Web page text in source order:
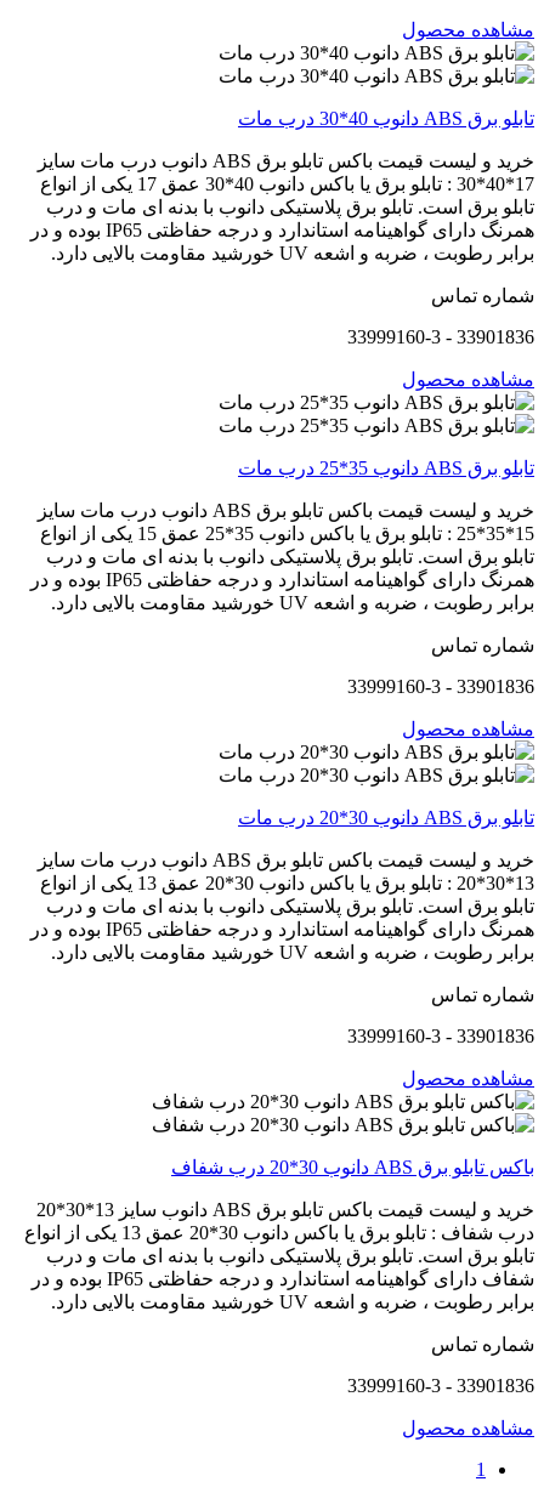
مشاهده محصول
تابلو برق ABS دانوب 40*30 درب مات
خرید و لیست قیمت باکس تابلو برق ABS دانوب درب مات سایز
17*40*30 : تابلو برق یا باکس دانوب 40*30 عمق 17 یکی از انواع
تابلو برق است. تابلو برق پلاستیکی دانوب با بدنه ای مات و درب
همرنگ دارای گواهینامه استاندارد و درجه حفاظتی IP65 بوده و در
برابر رطوبت ، ضربه و اشعه UV خورشید مقاومت بالایی دارد.
شماره تماس
33901836 - 33999160-3
مشاهده محصول
تابلو برق ABS دانوب 35*25 درب مات
خرید و لیست قیمت باکس تابلو برق ABS دانوب درب مات سایز
15*35*25 : تابلو برق یا باکس دانوب 35*25 عمق 15 یکی از انواع
تابلو برق است. تابلو برق پلاستیکی دانوب با بدنه ای مات و درب
همرنگ دارای گواهینامه استاندارد و درجه حفاظتی IP65 بوده و در
برابر رطوبت ، ضربه و اشعه UV خورشید مقاومت بالایی دارد.
شماره تماس
33901836 - 33999160-3
مشاهده محصول
تابلو برق ABS دانوب 30*20 درب مات
خرید و لیست قیمت باکس تابلو برق ABS دانوب درب مات سایز
13*30*20 : تابلو برق یا باکس دانوب 30*20 عمق 13 یکی از انواع
تابلو برق است. تابلو برق پلاستیکی دانوب با بدنه ای مات و درب
همرنگ دارای گواهینامه استاندارد و درجه حفاظتی IP65 بوده و در
برابر رطوبت ، ضربه و اشعه UV خورشید مقاومت بالایی دارد.
شماره تماس
33901836 - 33999160-3
مشاهده محصول
باکس تابلو برق ABS دانوب 30*20 درب شفاف
خرید و لیست قیمت باکس تابلو برق ABS دانوب سایز 13*30*20
درب شفاف : تابلو برق یا باکس دانوب 30*20 عمق 13 یکی از انواع
تابلو برق است. تابلو برق پلاستیکی دانوب با بدنه ای مات و درب
شفاف دارای گواهینامه استاندارد و درجه حفاظتی IP65 بوده و در
برابر رطوبت ، ضربه و اشعه UV خورشید مقاومت بالایی دارد.
شماره تماس
33901836 - 33999160-3
مشاهده محصول
1